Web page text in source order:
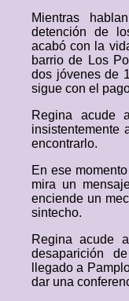
Mientras
detención de
acabó con la
barrio de Los
dos jóvenes de
sigue con el
Regina acude
insistentemente
encontrarlo.
En ese
mira un
enciende un
sintecho.
Regina acude
desaparición
llegado a
dar una